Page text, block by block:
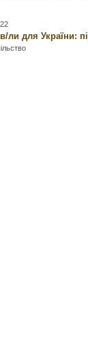
для України: